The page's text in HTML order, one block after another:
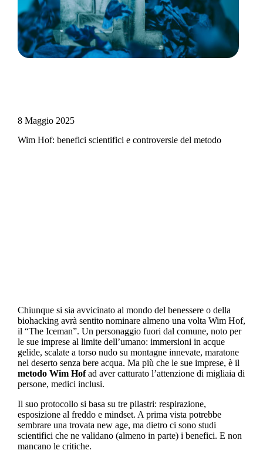
8 Maggio 2025
Wim Hof: benefici scientifici e controversie del metodo
Chiunque si sia avvicinato al mondo del benessere o della
biohacking avrà sentito nominare almeno una volta Wim Hof,
il “The Iceman”. Un personaggio fuori dal comune, noto per
le sue imprese al limite dell’umano: immersioni in acque
gelide, scalate a torso nudo su montagne innevate, maratone
nel deserto senza bere acqua. Ma più che le sue imprese, è il
metodo Wim Hofad aver catturato l’attenzione di migliaia di
persone, medici inclusi.
Il suo protocollo si basa su tre pilastri: respirazione,
esposizione al freddo e mindset. A prima vista potrebbe
sembrare una trovata new age, ma dietro ci sono studi
scientifici che ne validano (almeno in parte) i benefici. E non
mancano le critiche.